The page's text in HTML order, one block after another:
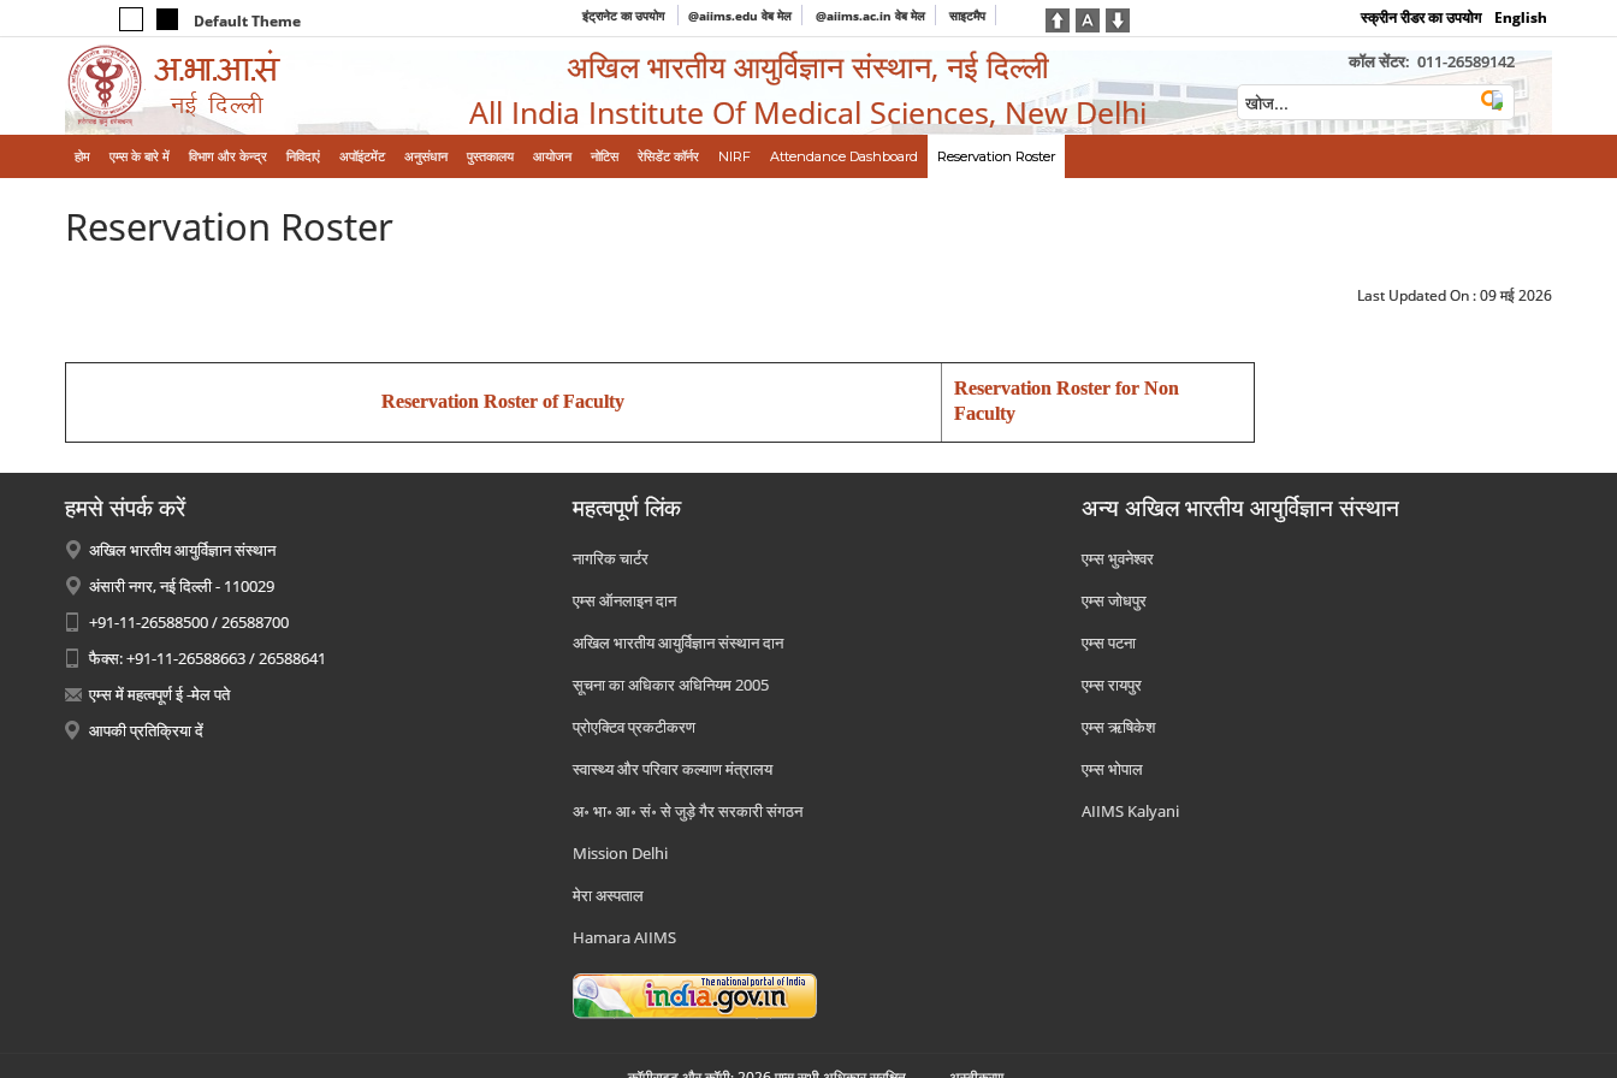
Default Theme इंट्रानेट का उपयोग @aiims.edu वेब मेल @aiims.ac.in वेब मेल साइटमैप स्क्रीन रीडर का उपयोग English
अखिल भारतीय आयुर्विज्ञान संस्थान, नई दिल्ली
All India Institute Of Medical Sciences, New Delhi
कॉल सेंटर: 011-26589142
होम एम्‍स के बारे में विभाग और केन्‍द्र निविदाएं अपॉइंटमेंट अनुसंधान पुस्तकालय आयोजन नोटिस रेसिडेंट कॉर्नर NIRF Attendance Dashboard Reservation Roster
Reservation Roster
Last Updated On :09 मई 2026
Reservation Roster of Faculty
Reservation Roster for Non
Faculty
हमसे संपर्क करें
अखिल भारतीय आयुर्विज्ञान संस्थान
अंसारी नगर, नई दिल्ली - 110029
+91-11-26588500 / 26588700
फैक्स: +91-11-26588663 / 26588641
एम्स में महत्वपूर्ण ई -मेल पते
आपकी प्रतिक्रिया दें
महत्वपूर्ण लिंक
नागरिक चार्टर
एम्स ऑनलाइन दान
अखिल भारतीय आयुर्विज्ञान संस्थान दान
सूचना का अधिकार अधिनियम 2005
प्रोएक्टिव प्रकटीकरण
स्वास्थ्य और परिवार कल्याण मंत्रालय
अ॰ भा॰ आ॰ सं॰ से जुड़े गैर सरकारी संगठन
Mission Delhi
मेरा अस्पताल
Hamara AIIMS
अन्य अखिल भारतीय आयुर्विज्ञान संस्थान
एम्‍स भुवनेश्वर
एम्‍स जोधपुर
एम्‍स पटना
एम्‍स रायपुर
एम्‍स ऋषिकेश
एम्‍स भोपाल
AIIMS Kalyani